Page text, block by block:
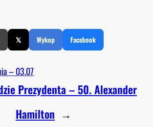
𝕏 Wykop Facebook
– 03.07
Prezydenta – 50. Alexander
Hamilton →